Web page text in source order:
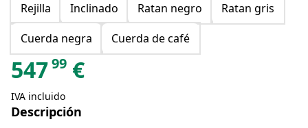
Rejilla
Inclinado Ratan negro
Ratan gris
Cuerda negra
Cuerda de café
54799 €
IVA incluido
Descripción